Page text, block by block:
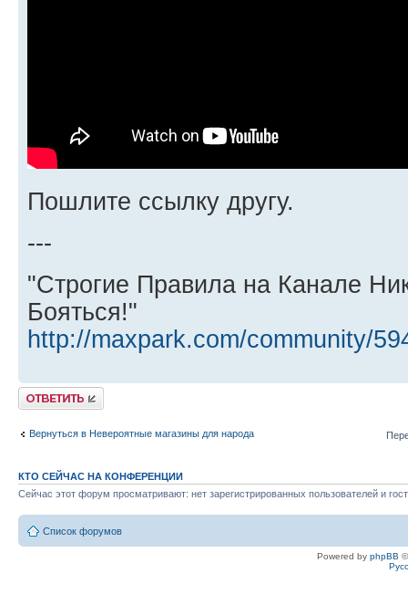
Пошлите ссылку другу.
---
"Строгие Правила на Канале
Бояться!"
http://maxpark.com/community/
Ответить
Вернуться в Невероятные магазины для народа
КТО СЕЙЧАС НА КОНФЕРЕНЦИИ
Сейчас этот форум просматривают: нет зарегистрированных пользователей и
Список форумов
Powered by phpBB